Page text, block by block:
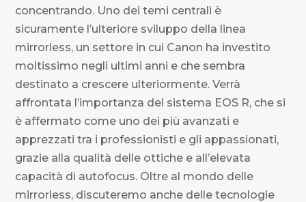
concentrando. Uno dei temi centrali è
sicuramente l’ulteriore sviluppo della linea
mirrorless, un settore in cui Canon ha investito
moltissimo negli ultimi anni e che sembra
destinato a crescere ulteriormente. Verrà
affrontata l’importanza del sistema EOS R, che si
è affermato come uno dei più avanzati e
apprezzati tra i professionisti e gli appassionati,
grazie alla qualità delle ottiche e all’elevata
capacità di autofocus. Oltre al mondo delle
mirrorless, discuteremo anche delle tecnologie